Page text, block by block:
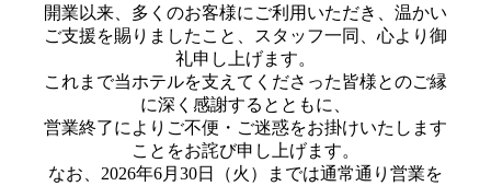
開業以来、多くのお客様にご利用いただき、温かい
ご支援を賜りましたこと、スタッフ一同、心より御
礼申し上げます。
これまで当ホテルを支えてくださった皆様とのご縁
に深く感謝するとともに、
営業終了によりご不便・ご迷惑をお掛けいたします
ことをお詫び申し上げます。
なお、2026年6月30日（火）までは通常通り営業を